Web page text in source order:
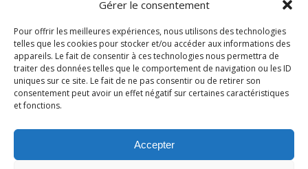
Gérer le consentement
Pour offrir les meilleures expériences, nous utilisons des technologies
telles que les cookies pour stocker et/ou accéder aux informations des
appareils. Le fait de consentir à ces technologies nous permettra de
traiter des données telles que le comportement de navigation ou les ID
uniques sur ce site. Le fait de ne pas consentir ou de retirer son
consentement peut avoir un effet négatif sur certaines caractéristiques
et fonctions.
Accepter